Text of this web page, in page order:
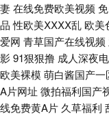
爱一级视频巨乳 99热只
站av 久久偷拍视频 欧洲
趣 黄色网入口站黄色 亚
妻在线免费欧美视频
品 性欧美ⅩⅩⅩⅩ乱 欧美
爱网 青草国产在线视频
影91狠狠撸 成人深夜
欧美裸模 萌白酱国产一
A片网址 微拍福利国产
线免费黄A片 久草福利